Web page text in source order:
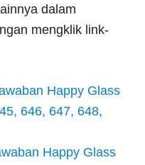
dalam
mengklik link-
Happy Glass
646, 647, 648,
Happy Glass